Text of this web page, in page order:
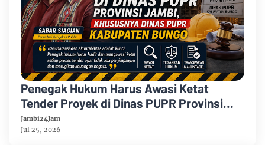
Penegak Hukum Harus Awasi Ketat
Tender Proyek di Dinas PUPR Provinsi
Jambi, Khususnya Dinas PUPR
Kabupaten Bungo
Jambi24Jam
Jul 25, 2026